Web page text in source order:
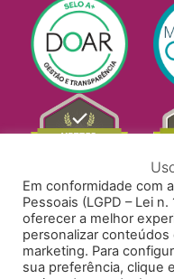
Em conformidade com
Pessoais (LGPD – Lei
oferecer a melhor
personalizar
marketing. Para
sua preferência, clique